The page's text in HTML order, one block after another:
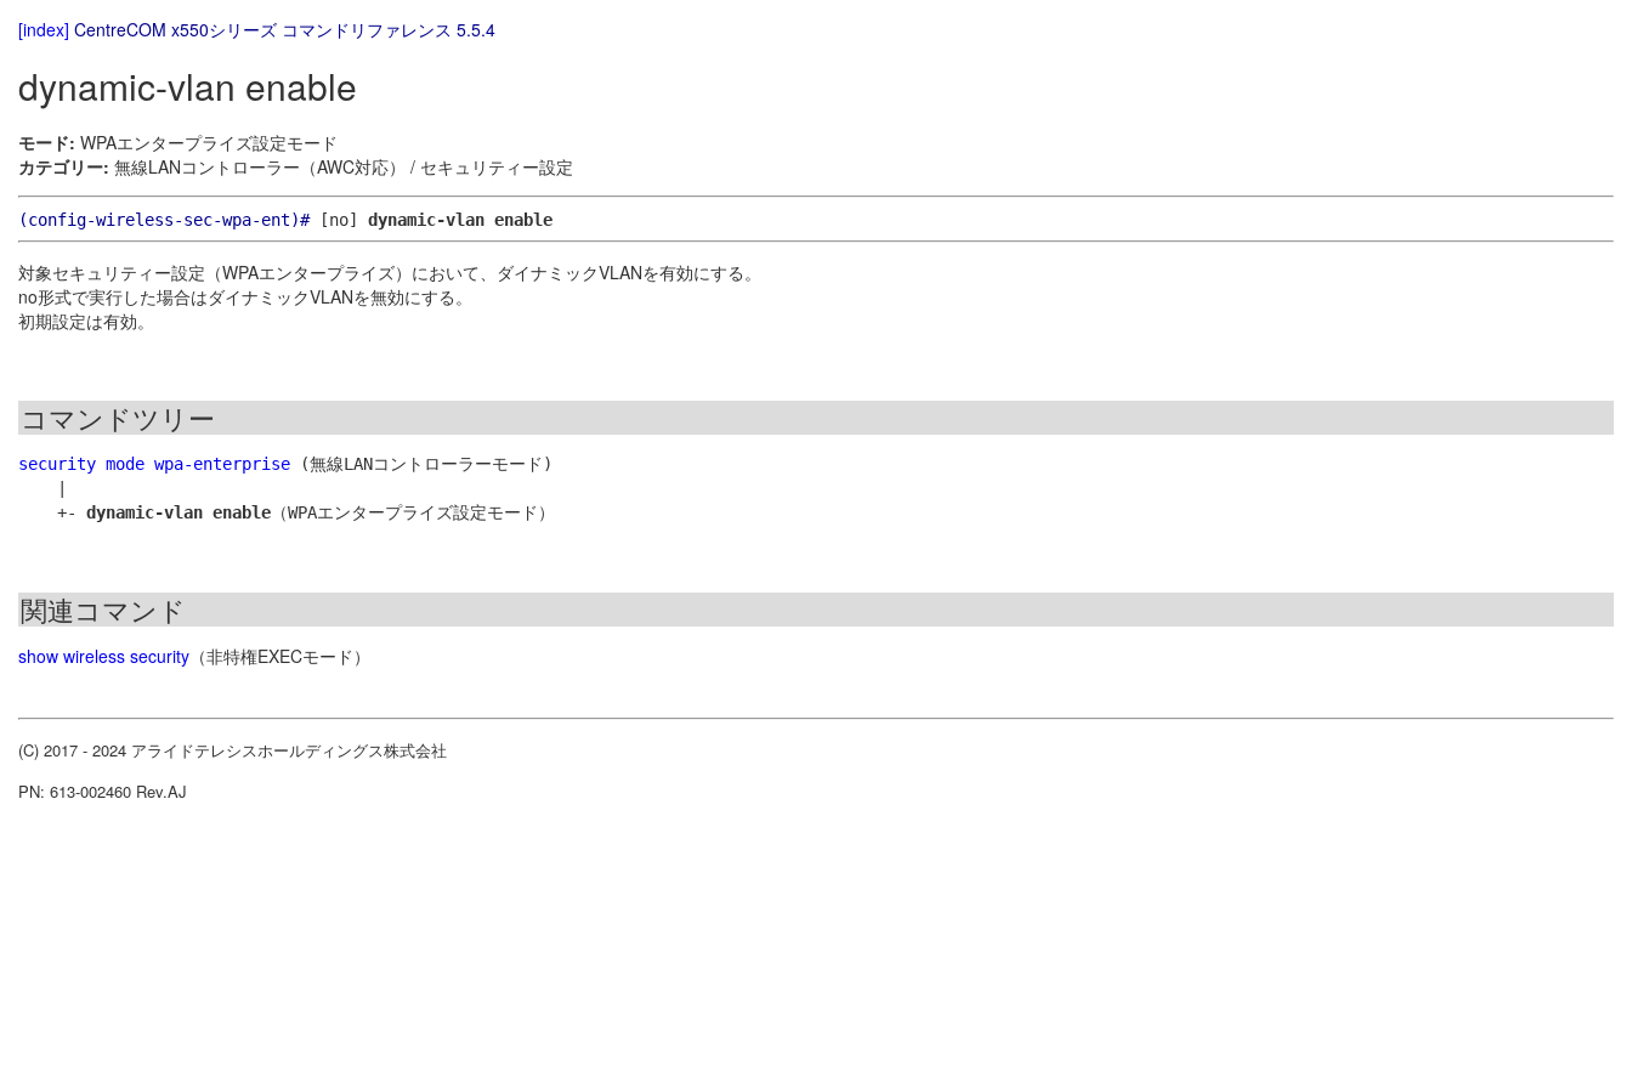
[index] CentreCOM x550シリーズ コマンドリファレンス 5.5.4
dynamic-vlan enable
モード: WPAエンタープライズ設定モード
カテゴリー: 無線LANコントローラー（AWC対応） / セキュリティー設定
(config-wireless-sec-wpa-ent)#[no] dynamic-vlan enable
対象セキュリティー設定（WPAエンタープライズ）において、ダイナミックVLANを有効にする。
no形式で実行した場合はダイナミックVLANを無効にする。
初期設定は有効。
コマンドツリー
security mode wpa-enterprise (無線LANコントローラーモード)
    +-
dynamic-vlan enable
関連コマンド
show wireless security （非特権EXECモード）
(C) 2017 - 2024 アライドテレシスホールディングス株式会社
PN: 613-002460 Rev.AJ